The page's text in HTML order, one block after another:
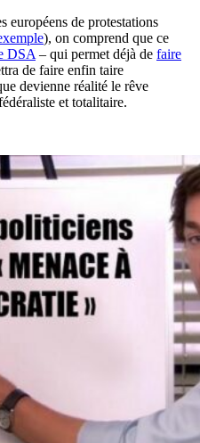
européens de protestations
), on comprend que ce
DSA – qui permet déjà de faire
de faire enfin taire
devienne réalité le rêve
et totalitaire.